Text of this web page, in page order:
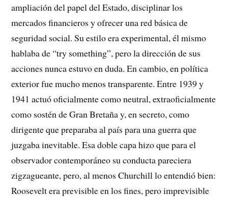
ampliación del papel del Estado, disciplinar los
mercados financieros y ofrecer una red básica de
seguridad social. Su estilo era experimental, él mismo
hablaba de “try something”, pero la dirección de sus
acciones nunca estuvo en duda. En cambio, en política
exterior fue mucho menos transparente. Entre 1939 y
1941 actuó oficialmente como neutral, extraoficialmente
como sostén de Gran Bretaña y, en secreto, como
dirigente que preparaba al país para una guerra que
juzgaba inevitable. Esa doble capa hizo que para el
observador contemporáneo su conducta pareciera
zigzagueante, pero, al menos Churchill lo entendió bien:
Roosevelt era previsible en los fines, pero imprevisible